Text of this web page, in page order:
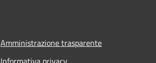
Amministrazione trasparente